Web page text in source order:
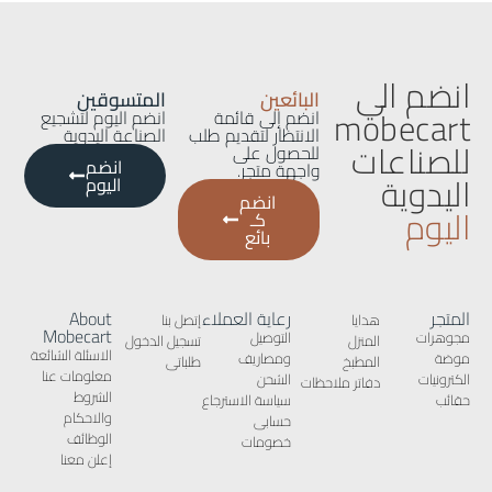
انضم الي
mobecart
للصناعات
اليدوية
اليوم
البائعين
انضم إلى قائمة
الانتظار لتقديم طلب
للحصول على
واجهة متجر.
انضم
كـ
بائع
المتسوقين
انضم اليوم لتشجيع
الصناعة اليدوية
انضم
اليوم
المتجر
مجوهرات
موضة
الكترونيات
حقائب
هدايا
المنزل
المطبخ
دفاتر ملاحظات
رعاية العملاء
التوصيل
ومصاريف
الشحن
سياسة الاسترجاع
حسابى
خصومات
إتصل بنا
تسجيل الدخول
طلباتى
About
Mobecart
الاسئلة الشائعة
معلومات عنا
الشروط
والاحكام
الوظائف
إعلن معنا